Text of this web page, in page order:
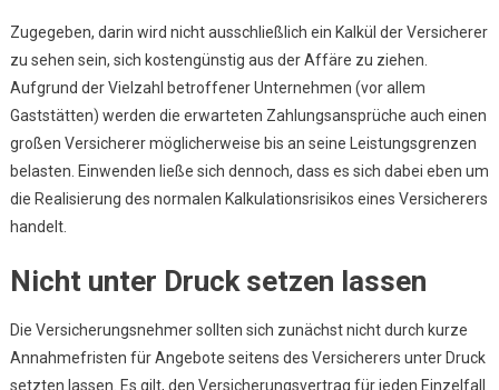
Zugegeben, darin wird nicht ausschließlich ein Kalkül der Versicherer
zu sehen sein, sich kostengünstig aus der Affäre zu ziehen.
Aufgrund der Vielzahl betroffener Unternehmen (vor allem
Gaststätten) werden die erwarteten Zahlungsansprüche auch einen
großen Versicherer möglicherweise bis an seine Leistungsgrenzen
belasten. Einwenden ließe sich dennoch, dass es sich dabei eben um
die Realisierung des normalen Kalkulationsrisikos eines Versicherers
handelt.
Nicht unter Druck setzen lassen
Die Versicherungsnehmer sollten sich zunächst nicht durch kurze
Annahmefristen für Angebote seitens des Versicherers unter Druck
setzten lassen. Es gilt, den Versicherungsvertrag für jeden Einzelfall